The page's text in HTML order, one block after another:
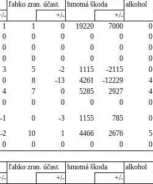
ľahko zran. účast. hmotná škoda alkohol
+/- +/-
1 1 0 19220 7000 0
0 0 0 0 0 0
0 0 0 0 0 0
0 0 0 0 0 0
3 5 -2 1115 -2115 0
0 8 -13 4261 -12229 4
4 7 0 5285 2927 4
0 0 0 0 0 0
-1 0 -3 1155 785 0
-2 10 1 4466 2676 5
0 0 0 0 0 0
ľahko zran. účast. hmotná škoda alkohol
+/- +/-